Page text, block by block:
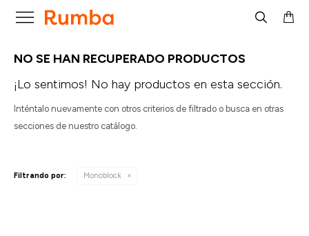

NO SE HAN RECUPERADO PRODUCTOS
¡Lo sentimos! No hay productos en esta sección.
Inténtalo nuevamente con otros criterios de filtrado o busca en otras
secciones de nuestro catálogo.
Filtrando por: Monoblock